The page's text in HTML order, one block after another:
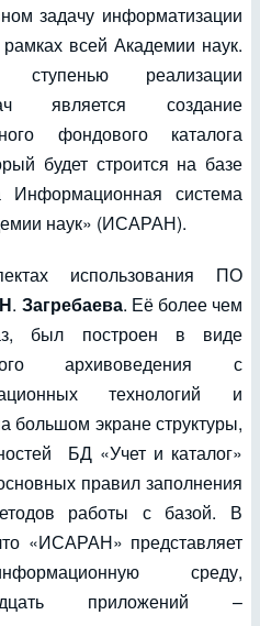
задачу информатизации
всей Академии наук.
ступенью реализации
является создание
фондового каталога
будет строится на базе
Информационная система
наук» (ИСАРАН).
использования ПО
. Загребаева. Её более чем
был построен в виде
архивоведения с
технологий и
большом экране структуры,
БД «Учет и каталог»
правил заполнения
работы с базой. В
«ИСАРАН» представляет
среду,
приложений –